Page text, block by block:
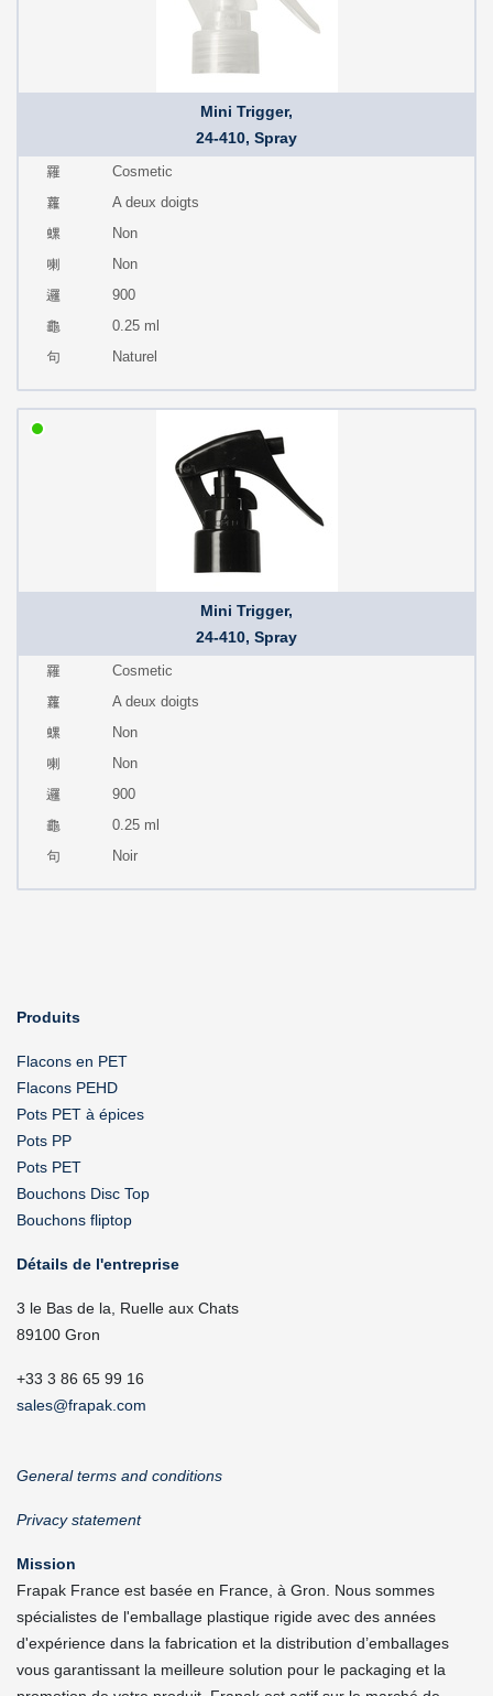
Mini Trigger,
24-410, Spray
Cosmetic
A deux doigts
Non
Non
900
0.25 ml
Naturel
Mini Trigger,
24-410, Spray
Cosmetic
A deux doigts
Non
Non
900
0.25 ml
Noir
Produits
Flacons en PET
Flacons PEHD
Pots PET à épices
Pots PP
Pots PET
Bouchons Disc Top
Bouchons fliptop
Détails de l'entreprise
3 le Bas de la, Ruelle aux Chats
89100 Gron
+33 3 86 65 99 16
sales@frapak.com
General terms and conditions
Privacy statement
Mission
Frapak France est basée en France, à Gron. Nous sommes
spécialistes de l'emballage plastique rigide avec des années
d'expérience dans la fabrication et la distribution d’emballages
vous garantissant la meilleure solution pour le packaging et la